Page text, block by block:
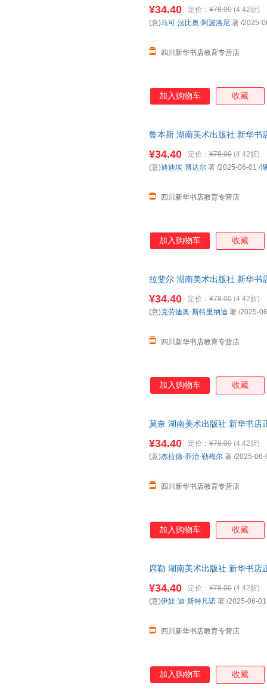
¥34.40 定价： ¥78.00 (4.42折)
四川新华书店教育专营店
(意)马可·法比奥·阿波洛尼 著 /2025-
加入购物车 收藏
鲁本斯 湖南美术出版社 新华书
¥34.40 定价： ¥78.00 (4.42折)
四川新华书店教育专营店
(意)迪迪埃·博达尔 著 /2025-06-01 /
加入购物车 收藏
拉斐尔 湖南美术出版社 新华书
¥34.40 定价： ¥78.00 (4.42折)
四川新华书店教育专营店
(意)克劳迪奥·斯特里纳迪 著 /2025-
加入购物车 收藏
莫奈 湖南美术出版社 新华书店
¥34.40 定价： ¥78.00 (4.42折)
四川新华书店教育专营店
(意)杰拉德·乔治·勒梅尔 著 /2025-06-
加入购物车 收藏
席勒 湖南美术出版社 新华书店
¥34.40 定价： ¥78.00 (4.42折)
四川新华书店教育专营店
(意)伊娃·迪·斯特凡诺 著 /2025-06-01
加入购物车 收藏